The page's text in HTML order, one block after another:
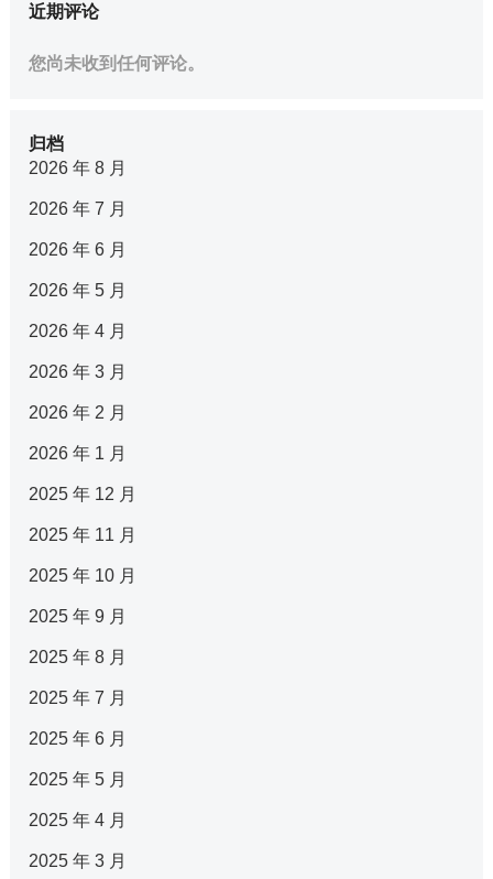
近期评论
您尚未收到任何评论。
归档
2026 年 8 月
2026 年 7 月
2026 年 6 月
2026 年 5 月
2026 年 4 月
2026 年 3 月
2026 年 2 月
2026 年 1 月
2025 年 12 月
2025 年 11 月
2025 年 10 月
2025 年 9 月
2025 年 8 月
2025 年 7 月
2025 年 6 月
2025 年 5 月
2025 年 4 月
2025 年 3 月